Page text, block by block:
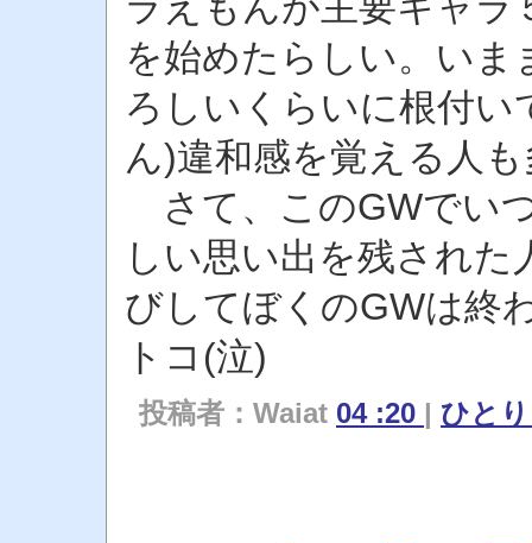
を始めたらしい。い
ろしいくらいに根付
ん)違和感を覚える人
さて、このGWでい
しい思い出を残され
びしてぼくのGWは終
トコ(泣)
投稿者：Waiat 04 :20 | ひと